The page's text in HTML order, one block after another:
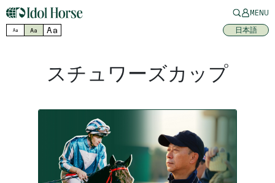
MENU
Aa Aa Aa 日本語
スチュワーズカップ